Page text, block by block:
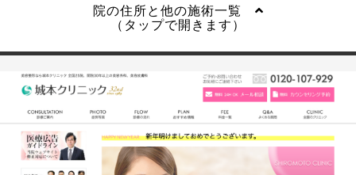
院の住所と他の施術一覧
（タップで開きます）